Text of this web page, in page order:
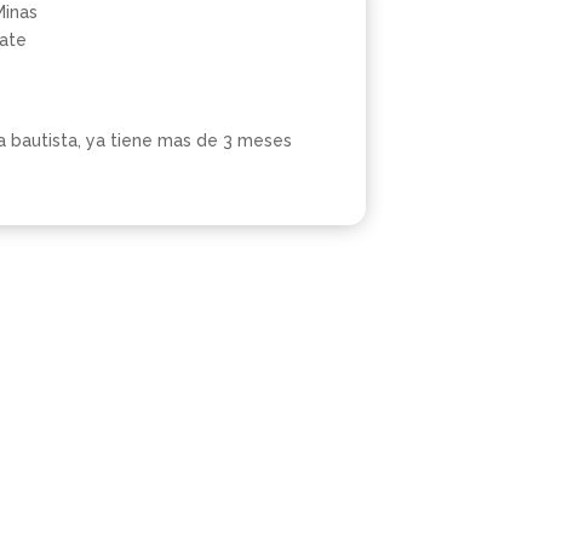
bautista, ya tiene mas de 3 meses